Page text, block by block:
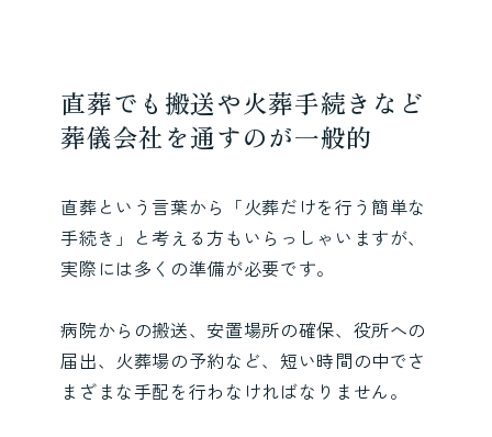
直葬でも搬送や火葬手続きなど
葬儀会社を通すのが一般的
直葬という言葉から「火葬だけを行う簡単な
手続き」と考える方もいらっしゃいますが、
実際には多くの準備が必要です。
病院からの搬送、安置場所の確保、役所への
届出、火葬場の予約など、短い時間の中でさ
まざまな手配を行わなければなりません。